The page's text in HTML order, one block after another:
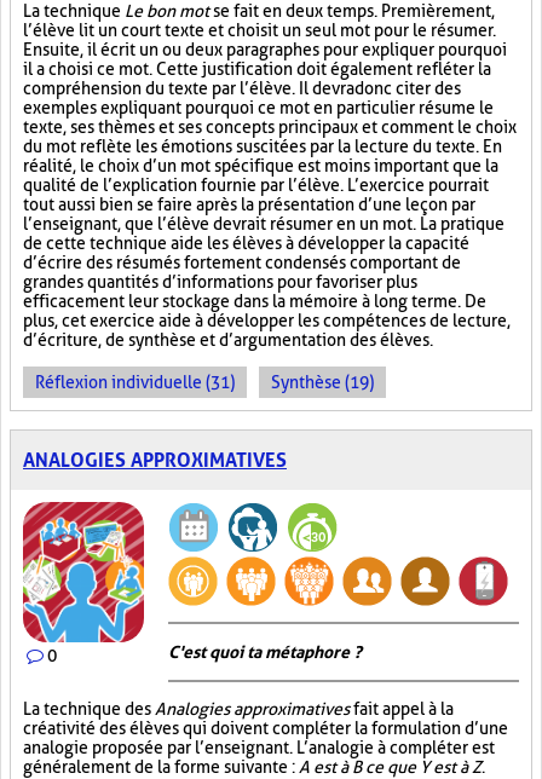
La technique Le bon motse fait en deux temps. Premièrement,
l’élève lit un court texte et choisit un seul mot pour le résumer.
Ensuite, il écrit un ou deux paragraphes pour expliquer pourquoi
il a choisi ce mot. Cette justification doit également refléter la
compréhension du texte par l’élève. Il devra donc citer des
exemples expliquant pourquoi ce mot en particulier résume le
texte, ses thèmes et ses concepts principaux et comment le choix
du mot reflète les émotions suscitées par la lecture du texte. En
réalité, le choix d’un mot spécifique est moins important que la
qualité de l’explication fournie par l’élève. L’exercice pourrait
tout aussi bien se faire après la présentation d’une leçon par
l’enseignant, que l’élève devrait résumer en un mot. La pratique
de cette technique aide les élèves à développer la capacité
d’écrire des résumés fortement condensés comportant de
grandes quantités d’informations pour favoriser plus
efficacement leur stockage dans la mémoire à long terme. De
plus, cet exercice aide à développer les compétences de lecture,
d’écriture, de synthèse et d’argumentation des élèves.
Réflexion individuelle (31) Synthèse (19)
ANALOGIES APPROXIMATIVES
0 C'est quoi ta métaphore ?
La technique des Analogies approximativesfait appel à la
créativité des élèves qui doivent compléter la formulation d’une
analogie proposée par l’enseignant. L’analogie à compléter est
généralement de la forme suivante : A est à B ce que Y est à Z.